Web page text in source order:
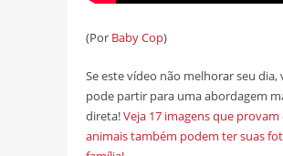
(Por Baby Cop)
Se este vídeo não melhorar seu dia,
pode partir para uma abordagem
direta!Veja 17 imagens que provam
animais também podem ter suas